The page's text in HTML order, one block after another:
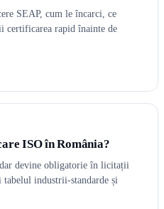
SEAP, cum le încarci, ce
certificarea rapid înainte de
ISO în România?
devine obligatorie în licitații
industrii-standarde și